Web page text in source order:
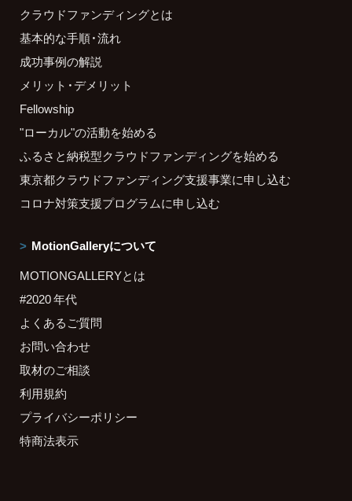
クラウドファンディングとは
基本的な手順・流れ
成功事例の解説
メリット・デメリット
Fellowship
"ローカル"の活動を始める
ふるさと納税型クラウドファンディングを始める
東京都クラウドファンディング支援事業に申し込む
コロナ対策支援プログラムに申し込む
MotionGalleryについて
MOTIONGALLERYとは
#2020 年代
よくあるご質問
お問い合わせ
取材のご相談
利用規約
プライバシーポリシー
特商法表示